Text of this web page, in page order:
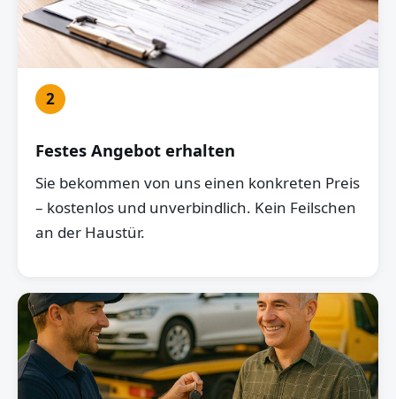
2
Festes Angebot erhalten
Sie bekommen von uns einen konkreten Preis
– kostenlos und unverbindlich. Kein Feilschen
an der Haustür.